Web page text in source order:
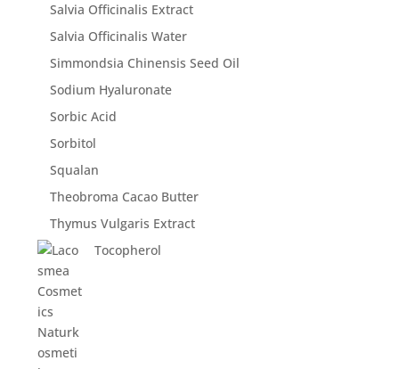
Salvia Officinalis Extract
Salvia Officinalis Water
Simmondsia Chinensis Seed Oil
Sodium Hyaluronate
Sorbic Acid
Sorbitol
Squalan
Theobroma Cacao Butter
Thymus Vulgaris Extract
Tocopherol